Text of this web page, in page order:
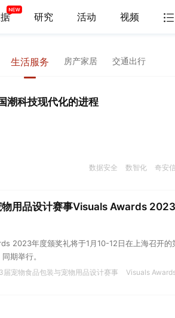
研究 活动 视频
生活服务 房产家居 交通出行
潮科技现代化的进程
数据安全 数智化 奇安信
物用品设计赛事Visuals Awards
2023年度颁奖礼将于1月10-12日在上海召开的
期举行。
届宠物食品包装与宠物用品设计赛事 Visuals